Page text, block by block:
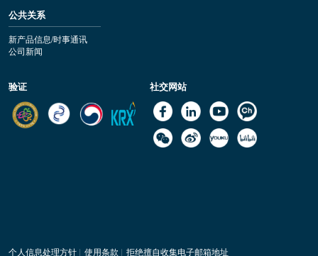
公共关系
新产品信息/时事通讯
公司新闻
验证 社交网站
个人信息处理方针| 使用条款 | 拒绝擅自收集电子邮箱地址